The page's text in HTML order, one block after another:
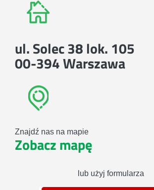
ul. Solec 38 lok. 105
00-394 Warszawa
Znajdź nas na mapie
Zobacz mapę
lub użyj formularza